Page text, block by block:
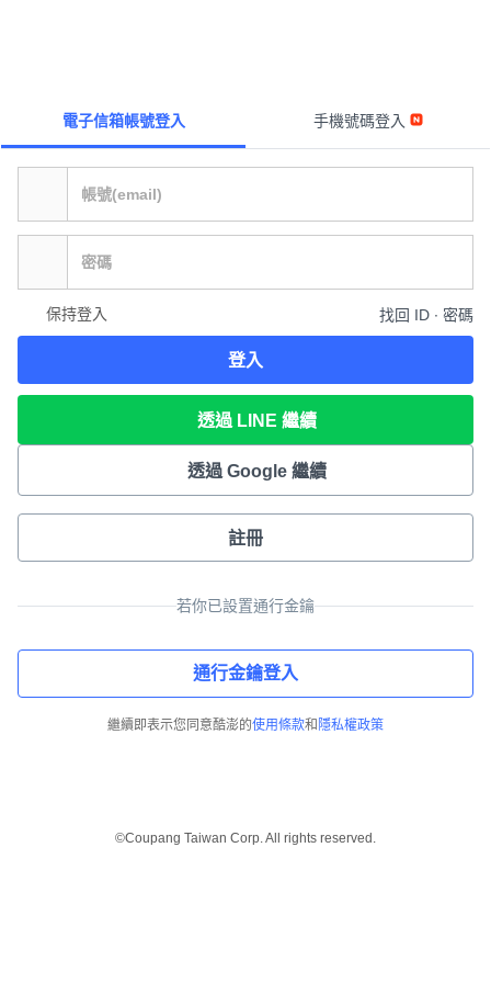
電子信箱帳號登入 手機號碼登入
保持登入 找回 ID ∙ 密碼
登入
透過 LINE 繼續
透過 Google 繼續
註冊
若你已設置通行金鑰
通行金鑰登入
繼續即表示您同意酷澎的使用條款和 隱私權政策
©Coupang Taiwan Corp. All rights reserved.